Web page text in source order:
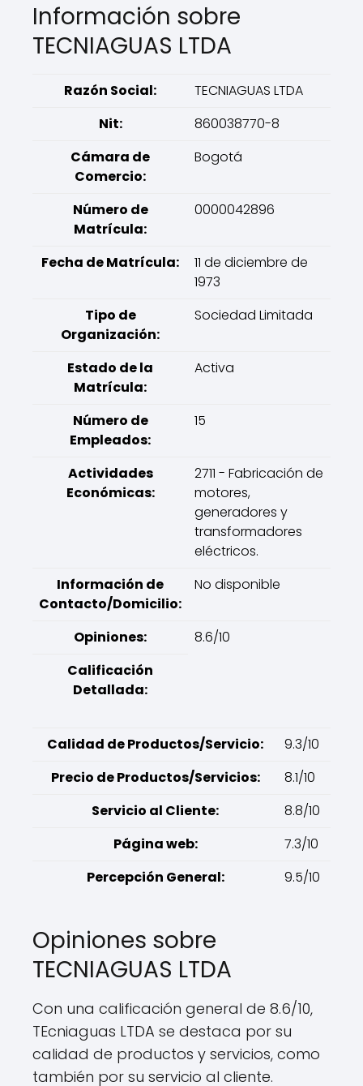
Información sobre
TECNIAGUAS LTDA
Razón Social:
TECNIAGUAS LTDA
Nit:
860038770-8
Cámara de
Comercio:
Bogotá
Número de
Matrícula:
0000042896
Fecha de Matrícula:
11 de diciembre de
1973
Tipo de
Organización:
Sociedad Limitada
Estado de la
Matrícula:
Activa
Número de
Empleados:
15
Actividades
Económicas:
2711 - Fabricación de
motores,
generadores y
transformadores
eléctricos.
Información de
Contacto/Domicilio:
No disponible
Opiniones:
8.6/10
Calificación
Detallada:
Calidad de Productos/Servicio:
9.3/10
Precio de Productos/Servicios:
8.1/10
Servicio al Cliente:
8.8/10
Página web:
7.3/10
Percepción General:
9.5/10
Opiniones sobre
TECNIAGUAS LTDA
Con una calificación general de 8.6/10,
TEcniaguas LTDA se destaca por su
calidad de productos y servicios, como
también por su servicio al cliente.